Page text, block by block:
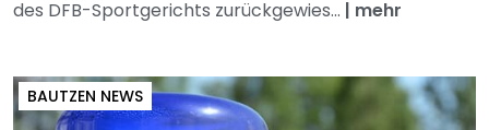
des DFB-Sportgerichts zurückgewies... | mehr
BAUTZEN NEWS